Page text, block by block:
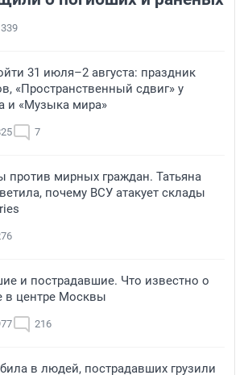
31 июля–2 августа: праздник
«Пространственный сдвиг» у
и «Музыка мира»
7
против мирных граждан. Татьяна
почему ВСУ атакует склады
и пострадавшие. Что известно о
в центре Москвы
216
била в людей, пострадавших грузили